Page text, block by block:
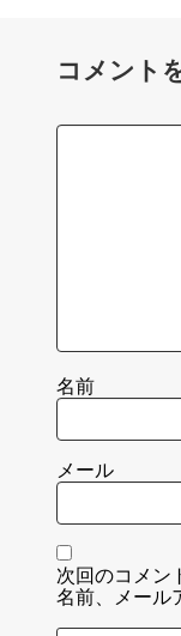
コメント
名前
メール
次回のコメン
名前、メール